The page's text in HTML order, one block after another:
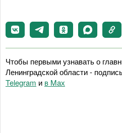
Чтобы первыми узнавать о
Ленинградской области -
Telegram и в Maх